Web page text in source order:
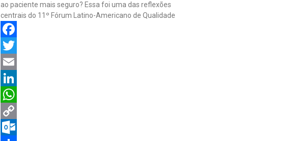
ao paciente mais seguro? Essa foi uma das reflexões
centrais do 11º Fórum Latino-Americano de Qualidade
Facebook
Twitter
Email
LinkedIn
WhatsApp
Copy